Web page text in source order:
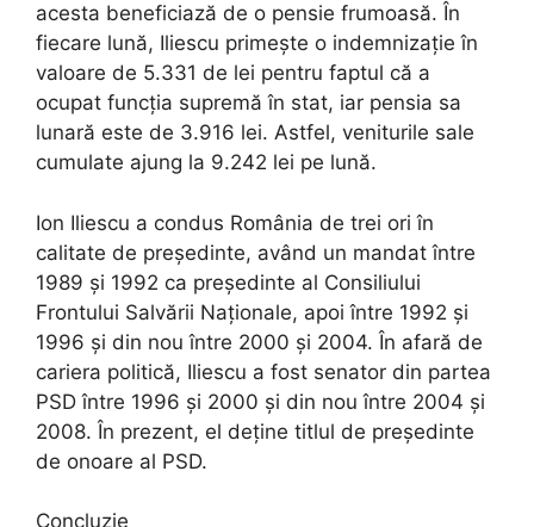
acesta beneficiază de o pensie frumoasă. În
fiecare lună, Iliescu primește o indemnizație în
valoare de 5.331 de lei pentru faptul că a
ocupat funcția supremă în stat, iar pensia sa
lunară este de 3.916 lei. Astfel, veniturile sale
cumulate ajung la 9.242 lei pe lună.
Ion Iliescu a condus România de trei ori în
calitate de președinte, având un mandat între
1989 și 1992 ca președinte al Consiliului
Frontului Salvării Naționale, apoi între 1992 și
1996 și din nou între 2000 și 2004. În afară de
cariera politică, Iliescu a fost senator din partea
PSD între 1996 și 2000 și din nou între 2004 și
2008. În prezent, el deține titlul de președinte
de onoare al PSD.
Concluzie